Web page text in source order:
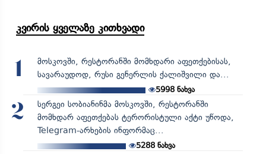
კვირის ყველაზე კითხვადი
1
მოსკოვში, რესტორანში მომხდარი აფეთქებისას,
სავარაუდოდ, რუსი გენერლის ქალიშვილი და...
5998 ნახვა
2
სერგეი სობიანინმა მოსკოვში, რესტორანში
მომხდარ აფეთქებას ტერორისტული აქტი უწოდა,
Telegram-არხების ინფორმაც...
5288ნახვა